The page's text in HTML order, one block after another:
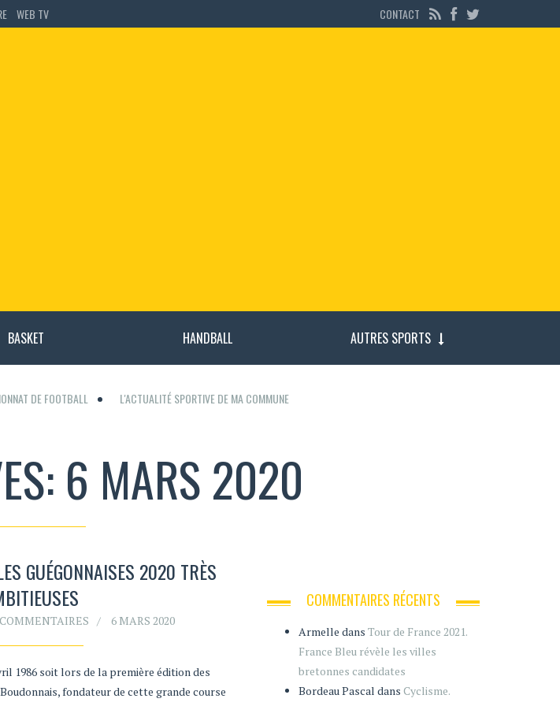
WEB TV CONTACT
BASKET HANDBALL AUTRES SPORTS
DE FOOTBALL L'ACTUALITÉ SPORTIVE DE MA COMMUNE
6 MARS 2020
GUÉGONNAISES 2020 TRÈS
6 MARS 2020
1986 soit lors de la première édition des
fondateur de cette grande course
COMMENTAIRES RÉCENTS
Armelle dans Tour de France 2021.
France Bleu révèle les villes
bretonnes candidates
Bordeau Pascal dans Cyclisme.